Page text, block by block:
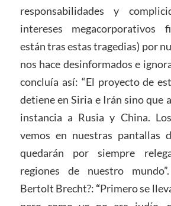
responsabilidades y
intereses megacorporativos
están tras estas tragedias) por
nos hace desinformados e
concluía así: “El proyecto de
detiene en Siria e Irán sino que
instancia a Rusia y China.
vemos en nuestras pantallas
quedarán por siempre
regiones de nuestro
Bertolt Brecht?: “Primero se